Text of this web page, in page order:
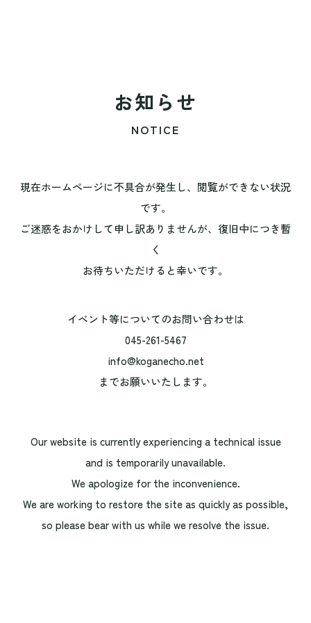
お知らせ
NOTICE
現在ホームページに不具合が発生し、閲覧ができない状況
です。
ご迷惑をおかけして申し訳ありませんが、復旧中につき暫
く
お待ちいただけると幸いです。
イベント等についてのお問い合わせは
045-261-5467
info@koganecho.net
までお願いいたします。
Our website is currently experiencing a technical issue
and is temporarily unavailable.
We apologize for the inconvenience.
We are working to restore the site as quickly as possible,
so please bear with us while we resolve the issue.